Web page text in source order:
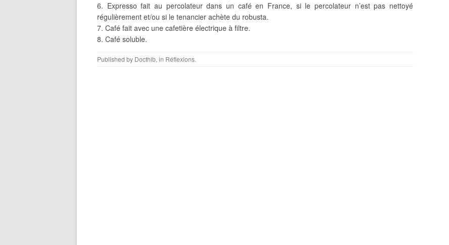
6. Expresso fait au percolateur dans un café en France, si le percolateur n’est pas nettoyé
régulièrement et/ou si le tenancier achète du robusta.
7. Café fait avec une cafetière électrique à filtre.
8. Café soluble.
Published by Docthib, in Réflexions.